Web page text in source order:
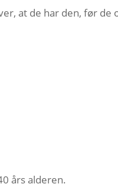
at de har den, før de
års alderen.